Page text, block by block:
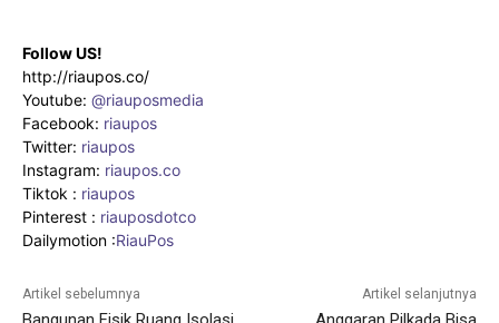
Follow US!
http://riaupos.co/
Youtube: @riauposmedia
Facebook: riaupos
Twitter: riaupos
Instagram: riaupos.co
Tiktok : riaupos
Pinterest : riauposdotco
Dailymotion :RiauPos
Artikel sebelumnya Artikel selanjutnya